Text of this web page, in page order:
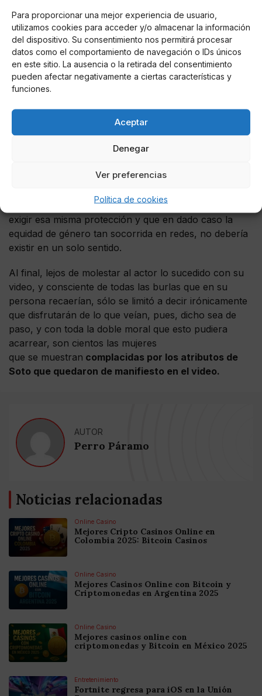
Para proporcionar una mejor experiencia de usuario,
utilizamos cookies para acceder y/o almacenar la información
del dispositivo. Su consentimiento nos permitirá procesar
datos como el comportamiento de navegación o IDs únicos
en este sitio. La ausencia o la retirada del consentimiento
pueden afectar negativamente a ciertas características y
funciones.
Aceptar
Denegar
Ver preferencias
Política de cookies
La polémica vino cuando lejos de pedir justicia para el
actor, en contra de quien sea que haya
video obviamente privado, muchas mujeres se
burlaban en redes y pedían abiertamente poder ver
seduciendo a una mujer en turno. Fue entonces que
señalar que los hombres parecen no tener derecho a
exigir esa misma protección y que en dado caso la
equidad de género tan socorrida en redes, no debería
existir en un solo sentido.
Al final, lejos de molestar al actor lo sucedido con su
video, y consciente de todas las burlas que en su
persona recaerían, sólo se limitó a decir irónicamente
que disfrutarán de lo que veían, pues, dicho sea de
paso, y con toda la doble moral que esto pudiera
acarrear, son cientos las mujeres
que se muestran complacidas por los atributos de
Soto que quedaron de manifiesto en el video.
AUTOR
Perro Páramo
Noticias relacionadas
Online Casino
Mejores Cripto Casinos Online en
Colombia 2025: Bitcoin Casinos
Online Casino
Mejores Casinos Online con Bitcoin y
Criptomonedas en Argentina 2025
Online Casino
Mejores casinos online con
criptomonedas y Bitcoin en México 2025
Entretenimiento
Fortnite regresa para iOS en la Unión